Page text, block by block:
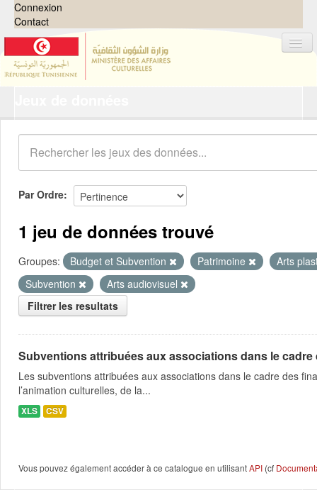
Connexion
Contact
Organisations
Groupes
Demandes 0
À propos
Par Ordre
1 jeu de données trouvé
Groupes: Budget et Subvention Patrimoine
Arts
Subvention
Arts audiovisuel
Filtrer les resultats
Subventions attribuées aux associations dans le
Les subventions attribuées aux associations dans le cadre des
l’animation culturelles, de la...
XLS CSV
Vous pouvez également accéder à ce catalogue en utilisantAPI (cf